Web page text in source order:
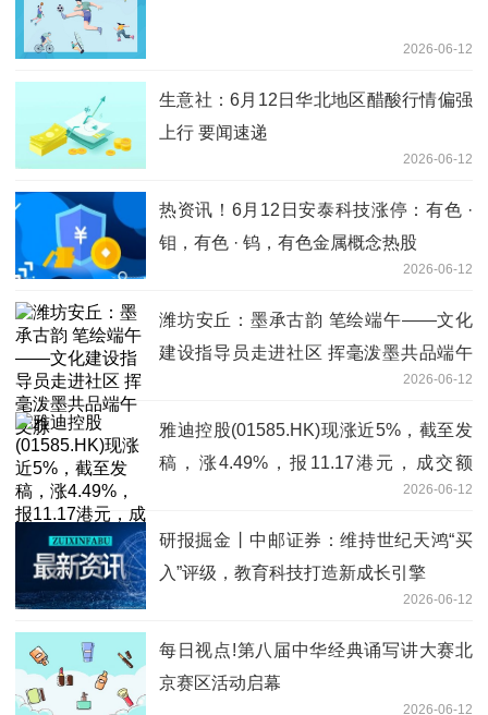
2026-06-12
生意社：6月12日华北地区醋酸行情偏强
上行 要闻速递
2026-06-12
热资讯！6月12日安泰科技涨停：有色 ·
钼，有色 · 钨，有色金属概念热股
2026-06-12
潍坊安丘：墨承古韵 笔绘端午——文化
建设指导员走进社区 挥毫泼墨共品端午
2026-06-12
雅迪控股(01585.HK)现涨近5%，截至发
稿，涨4.49%，报11.17港元，成交额
2026-06-12
研报掘金丨中邮证券：维持世纪天鸿“买
入”评级，教育科技打造新成长引擎
2026-06-12
每日视点!第八届中华经典诵写讲大赛北
京赛区活动启幕
2026-06-12